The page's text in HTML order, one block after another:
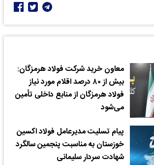
معاون خرید شرکت فولاد هرمزگان:
بیش از ۸۰ درصد اقلام مورد نیاز
فولاد هرمزگان از منابع داخلی تأمین
می‌شود
پیام تسلیت مدیرعامل فولاد اکسین
خوزستان به مناسبت پنجمین سالگرد
شهادت سردار سلیمانی